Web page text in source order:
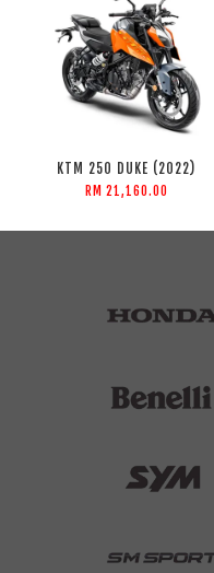
KTM 250 DUKE (2022)
RM 21,160.00